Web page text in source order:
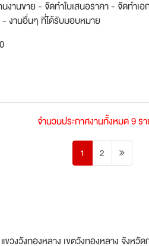
านขาย - จัดทำใบเสนอราคา - จัดทำเ
- งานอื่นๆ ที่ได้รับมอบหมาย
จำนวนประกาศงานทั้งหมด 9 ร
1 2
งวังทองหลาง เขตวังทองหลาง จังหวั